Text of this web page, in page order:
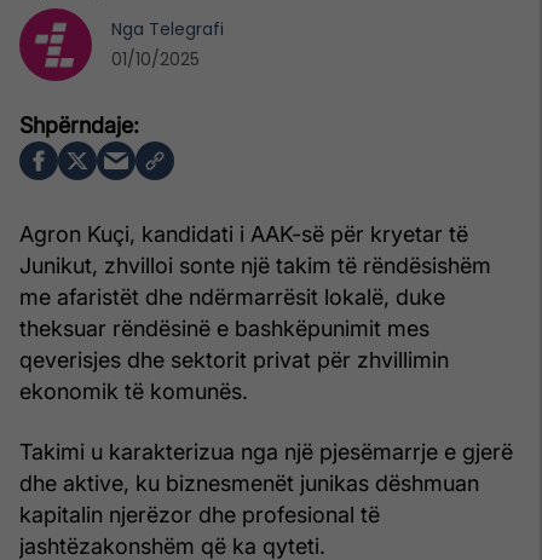
Agron Kuçi, kandidati i AAK-së për kryetar të
Junikut, zhvilloi sonte një takim të rëndësishëm
me afaristët dhe ndërmarrësit lokalë, duke
theksuar rëndësinë e bashkëpunimit mes
qeverisjes dhe sektorit privat për zhvillimin
ekonomik të komunës.
Takimi u karakterizua nga një pjesëmarrje e gjerë
dhe aktive, ku biznesmenët junikas dëshmuan
kapitalin njerëzor dhe profesional të
jashtëzakonshëm që ka qyteti.
Nga Telegrafi
01/10/2025